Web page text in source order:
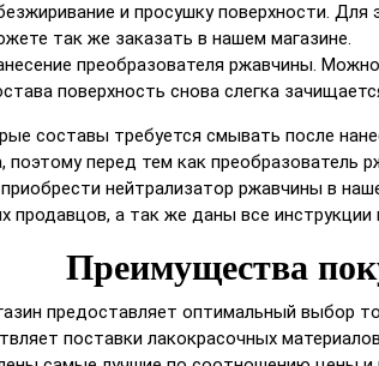
и просушку поверхности.
так же заказать в нашем магазине.
преобразователя ржавчины.
поверхность снова слегка
составы требуется смывать после
поэтому перед тем как преобразователь
нейтрализатор ржавчины в
продавцов, а так же даны все инструкции
Преимущества
предоставляет оптимальный выбор
поставки лакокрасочных